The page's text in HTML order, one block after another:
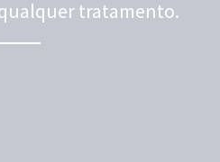
tratamento.